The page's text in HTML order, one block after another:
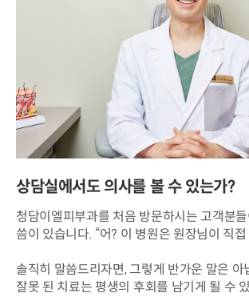
상담실에서도 의사를 볼 수 있는가?
청담이엘피부과를 처음 방문하시는 고객분
씀이 있습니다. “어? 이 병원은 원장님이 직
솔직히 말씀드리자면, 그렇게 반가운 말은 아
잘못 된 치료는 평생의 후회를 남기게 될 수